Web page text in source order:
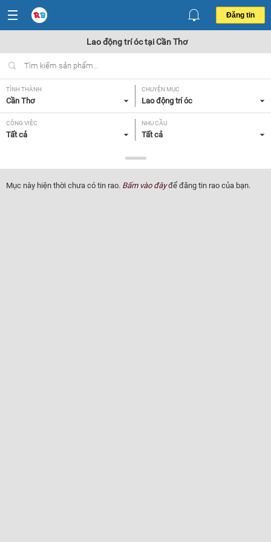
Đăng tin
Lao động trí óc tại Cần Thơ
TỈNH THÀNH
Cần Thơ
CHUYÊN MỤC
Lao động trí óc
CÔNG VIỆC
Tất cả
NHU CẦU
Tất cả
Tất cả
Mục này hiện thời chưa có tin rao. Bấm vào đâyđể đăng tin rao của bạn.